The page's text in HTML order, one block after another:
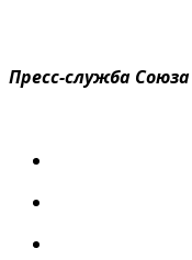
Пресс-служба